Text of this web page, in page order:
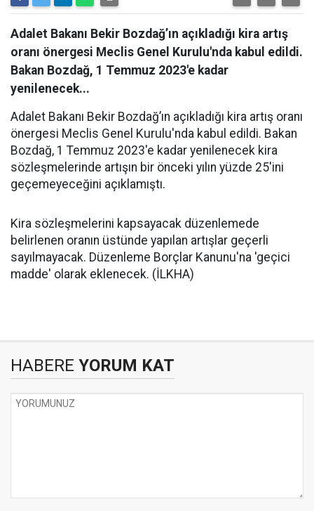
Adalet Bakanı Bekir Bozdağ’ın açıkladığı kira artış
oranı önergesi Meclis Genel Kurulu'nda kabul edildi.
Bakan Bozdağ, 1 Temmuz 2023'e kadar
yenilenecek...
Adalet Bakanı Bekir Bozdağ’ın açıkladığı kira artış oranı
önergesi Meclis Genel Kurulu'nda kabul edildi. Bakan
Bozdağ, 1 Temmuz 2023'e kadar yenilenecek kira
sözleşmelerinde artışın bir önceki yılın yüzde 25'ini
geçemeyeceğini açıklamıştı.
Kira sözleşmelerini kapsayacak düzenlemede
belirlenen oranın üstünde yapılan artışlar geçerli
sayılmayacak. Düzenleme Borçlar Kanunu'na 'geçici
madde' olarak eklenecek. (İLKHA)
HABERE YORUM KAT